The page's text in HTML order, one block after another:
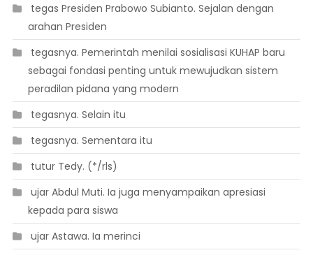
 tegas Presiden Prabowo Subianto. Sejalan dengan
arahan Presiden
 tegasnya. Pemerintah menilai sosialisasi KUHAP baru
sebagai fondasi penting untuk mewujudkan sistem
peradilan pidana yang modern
 tegasnya. Selain itu
 tegasnya. Sementara itu
 tutur Tedy. (*/rls)
 ujar Abdul Muti. Ia juga menyampaikan apresiasi
kepada para siswa
 ujar Astawa. Ia merinci